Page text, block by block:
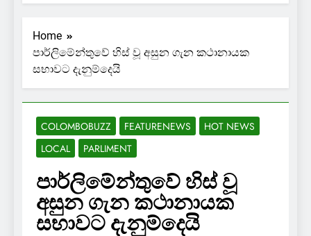
Home
පාර්ලිමේන්තුවේ හිස් වූ අසුන ගැන කථානායක
සභාවට දැනුම්දෙයි
COLOMBOBUZZ FEATURENEWS
HOT NEWS
LOCAL
PARLIMENT
පාර්ලිමේන්තුවේ හිස් වූ
අසුන ගැන කථානායක
සභාවට දැනුම්දෙයි